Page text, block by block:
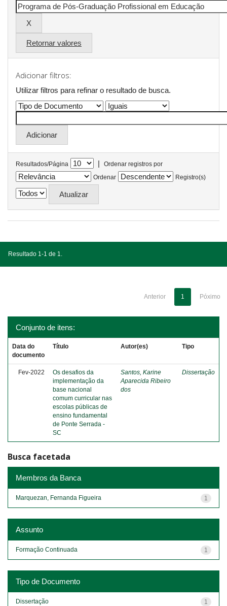
Retornar valores
Adicionar filtros:
Utilizar filtros para refinar o resultado de busca.
Resultados/Página |
Ordenar registros por
Ordenar
Registro(s)
Resultado 1-1 de 1.
Anterior 1 Póximo
Conjunto de itens:
Data do
documento
Título Autor(es) Tipo
Fev-2022
Os desafios da
implementação da
base nacional
comum curricular nas
escolas públicas de
ensino fundamental
de Ponte Serrada -
SC
Santos, Karine
Aparecida Ribeiro
dos
Dissertação
Busca facetada
Membros da Banca
1
Marquezan, Fernanda Figueira
Assunto
1
Formação Continuada
Tipo de Documento
1
Dissertação